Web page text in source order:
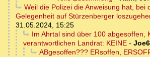
Weil die Polizei die Anweisung hat, bei
Gelegenheit auf Stürzenberger
31.05.2024, 15:25
Im Ahrtal sind über 100 abgesoffen,
verantwortlichen Landrat: KEINE -
ABgesoffen??? ERsoffen,